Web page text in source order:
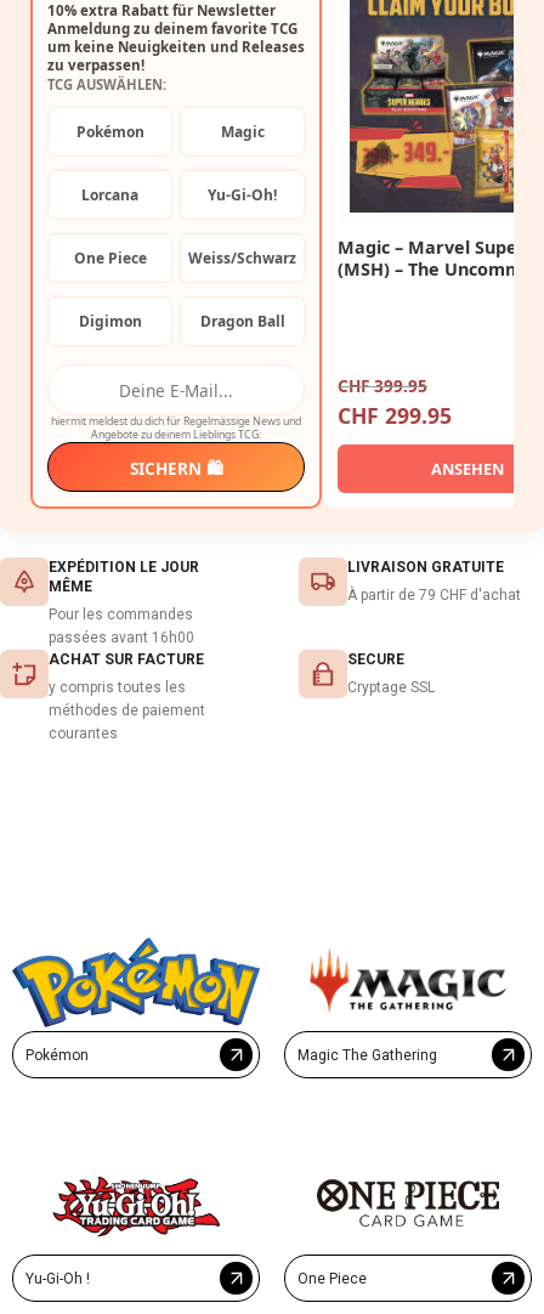
10% extra Rabatt für Newsletter
Anmeldung zu deinem favorite TCG
um keine Neuigkeiten und Releases
zu verpassen!
TCG AUSWÄHLEN:
Pokémon Magic
Lorcana Yu-Gi-Oh!
One Piece Weiss/Schwarz
Digimon Dragon Ball
hiermit meldest du dich für Regelmässige News und
Angebote zu deinem Lieblings TCG:
SICHERN 🛍️
Magic – Marvel Super
(MSH) – The
CHF399.95
CHF 299.95
ANSEHEN
EXPÉDITION LE JOUR
MÊME
Pour les commandes
passées avant 16h00
LIVRAISON GRATUITE
À partir de 79 CHF d'achat
ACHAT SUR FACTURE
y compris toutes les
méthodes de paiement
courantes
SECURE
Cryptage SSL
Pokémon Magic The Gathering
Yu-Gi-Oh ! One Piece